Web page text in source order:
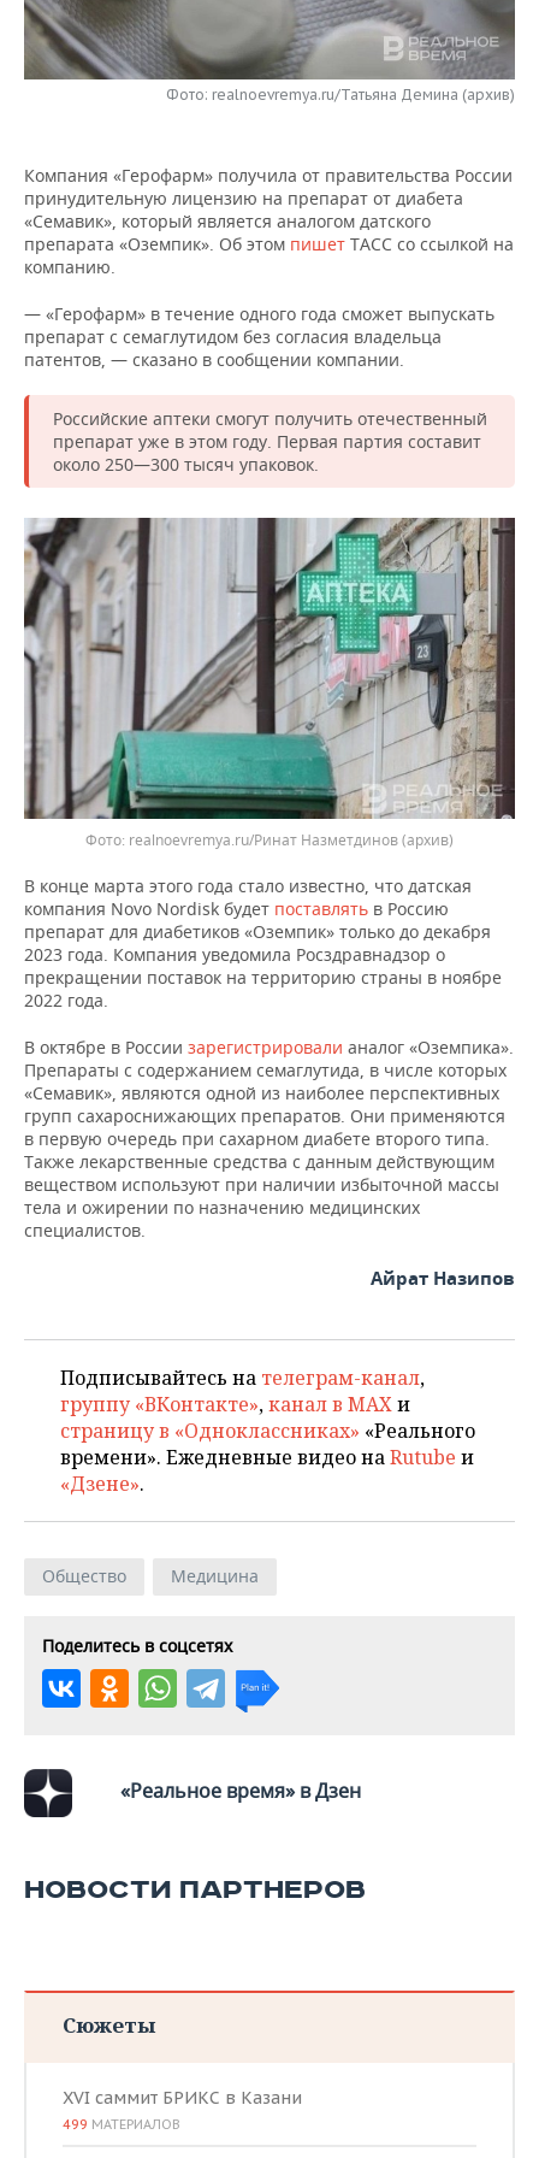
НЕФТЕХИМИЯ
НЕФТЬ
ЭНЕРГЕТИКА
РОЗНИЧНАЯ ТОРГОВЛЯ
НОВОСТИ ТЕХНОЛОГИЙ
ТЕЛЕКОММУНИКАЦИИ
МЕРОПРИЯТИЯ
НОВОСТИ МЕРОПРИЯТИЙ
БИЗНЕС-БРАНЧИ
ONLINE-КОНФЕРЕНЦИИ
ОТКРЫТАЯ ЛЕКЦИЯ
ФУТБОЛ
ХОККЕЙ
БАСКЕТБОЛ
КИБЕРСПОРТ
ФИГУРНОЕ КАТАНИЕ
ВОДНЫЕ ВИДЫ СПОРТА
ХОККЕЙ С МЯЧОМ
НОВОСТИ ОБЩЕСТВА
ВЛАСТЬ
ИНФРАСТРУКТУРА
КУЛЬТУРА
МЕДИЦИНА
ОБРАЗОВАНИЕ
ПРОИСШЕСТВИЯ
ФОТОГАЛЕРЕЯ
СЮЖЕТЫ
СПРАВОЧНИК
СПИСОК КОМПАНИЙ
Фото: realnoevremya.ru/Татьяна Демина (архив)
Компания «Герофарм» получила от правительства России
принудительную лицензию на препарат от диабета
«Семавик», который является аналогом датского
препарата «Оземпик». Об этом пишет ТАСС со ссылкой на
компанию.
— «Герофарм» в течение одного года сможет выпускать
препарат с семаглутидом без согласия владельца
патентов, — сказано в сообщении компании.
Российские аптеки смогут получить отечественный
препарат уже в этом году. Первая партия составит
около 250—300 тысяч упаковок.
realnoevremya.ru/Ринат Назметдинов (архив)
В конце марта этого года стало известно, что датская
компания Novo Nordisk будет поставлять в Россию
препарат для диабетиков «Оземпик» только до декабря
2023 года. Компания уведомила Росздравнадзор о
прекращении поставок на территорию страны в ноябре
2022 года.
В октябре в России зарегистрировали аналог «Оземпика».
Препараты с содержанием семаглутида, в числе которых
«Семавик», являются одной из наиболее перспективных
групп сахароснижающих препаратов. Они применяются
в первую очередь при сахарном диабете второго типа.
Также лекарственные средства с данным действующим
веществом используют при наличии избыточной массы
тела и ожирении по назначению медицинских
специалистов.
Айрат Назипов
Подписывайтесь на телеграм-канал,
группу «ВКонтакте»,канал в MAXи
страницу в «Одноклассниках» «Реального
времени». Ежедневные видео наRutube и
«Дзене».
Общество Медицина
Поделитесь в соцсетях
«Реальное время» в Дзен
НОВОСТИ ПАРТНЕРОВ
Сюжеты
XVI саммит БРИКС в Казани
499 МАТЕРИАЛОВ